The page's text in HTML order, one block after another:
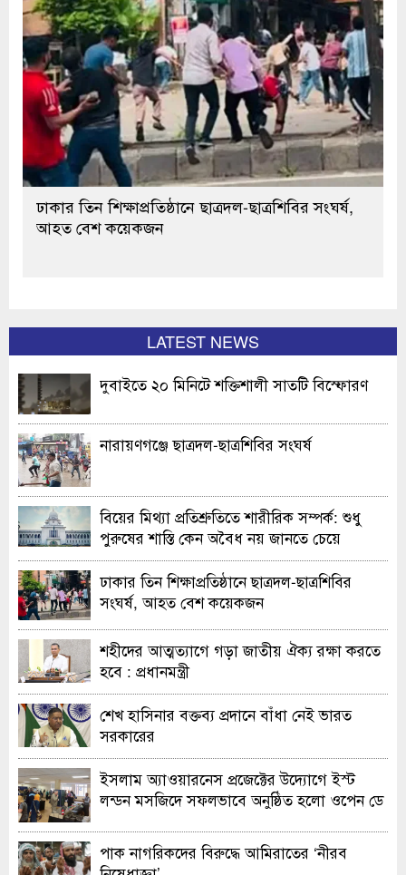
ঢাকার তিন শিক্ষাপ্রতিষ্ঠানে ছাত্রদল-ছাত্রশিবির সংঘর্ষ,
আহত বেশ কয়েকজন
LATEST NEWS
দুবাইতে ২০ মিনিটে শক্তিশালী সাতটি বিস্ফোরণ
নারায়ণগঞ্জে ছাত্রদল-ছাত্রশিবির সংঘর্ষ
বিয়ের মিথ্যা প্রতিশ্রুতিতে শারীরিক সম্পর্ক: শুধু
পুরুষের শাস্তি কেন অবৈধ নয় জানতে চেয়ে
হাইকোর্টের রুল
ঢাকার তিন শিক্ষাপ্রতিষ্ঠানে ছাত্রদল-ছাত্রশিবির
সংঘর্ষ, আহত বেশ কয়েকজন
শহীদের আত্মত্যাগে গড়া জাতীয় ঐক্য রক্ষা করতে
হবে : প্রধানমন্ত্রী
শেখ হাসিনার বক্তব্য প্রদানে বাঁধা নেই ভারত
সরকারের
ইসলাম অ্যাওয়ারনেস প্রজেক্টের উদ্যোগে ইস্ট
লন্ডন মসজিদে সফলভাবে অনুষ্ঠিত হলো ওপেন ডে
পাক নাগরিকদের বিরুদ্ধে আমিরাতের ‘নীরব